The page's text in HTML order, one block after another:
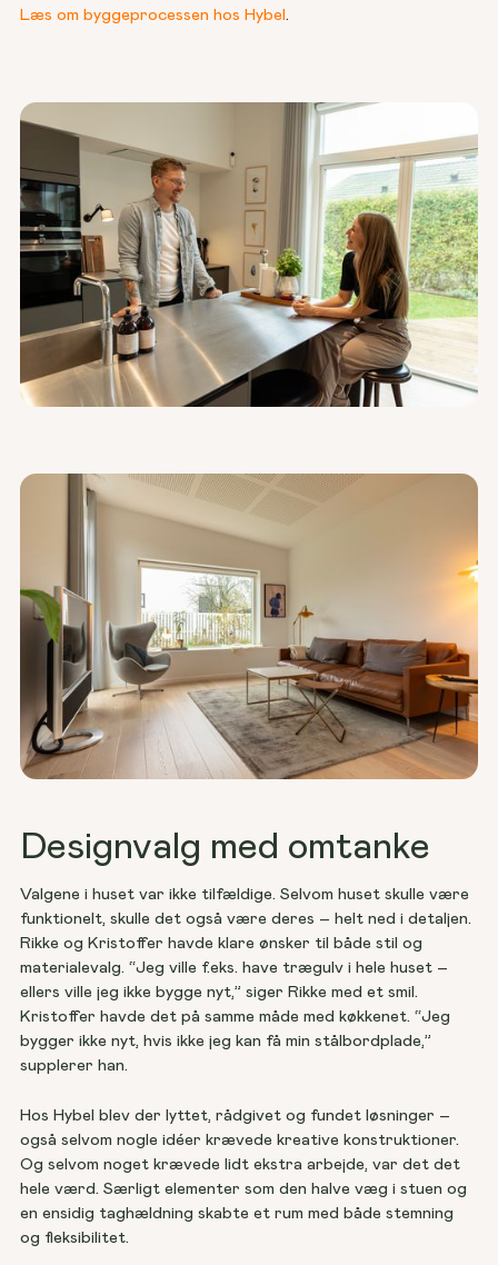
Læs om byggeprocessen hos Hybel.
Designvalg med omtanke
Valgene i huset var ikke tilfældige. Selvom huset skulle være
funktionelt, skulle det også være deres – helt ned i detaljen.
Rikke og Kristoffer havde klare ønsker til både stil og
materialevalg. “Jeg ville f.eks. have trægulv i hele huset –
ellers ville jeg ikke bygge nyt,” siger Rikke med et smil.
Kristoffer havde det på samme måde med køkkenet. “Jeg
bygger ikke nyt, hvis ikke jeg kan få min stålbordplade,”
supplerer han.
Hos Hybel blev der lyttet, rådgivet og fundet løsninger –
også selvom nogle idéer krævede kreative konstruktioner.
Og selvom noget krævede lidt ekstra arbejde, var det det
hele værd. Særligt elementer som den halve væg i stuen og
en ensidig taghældning skabte et rum med både stemning
og fleksibilitet.